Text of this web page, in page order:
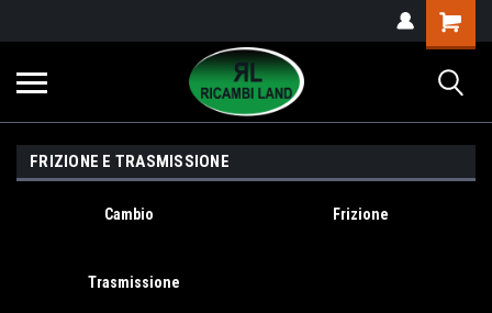
FRIZIONE E TRASMISSIONE
Cambio Frizione
Trasmissione